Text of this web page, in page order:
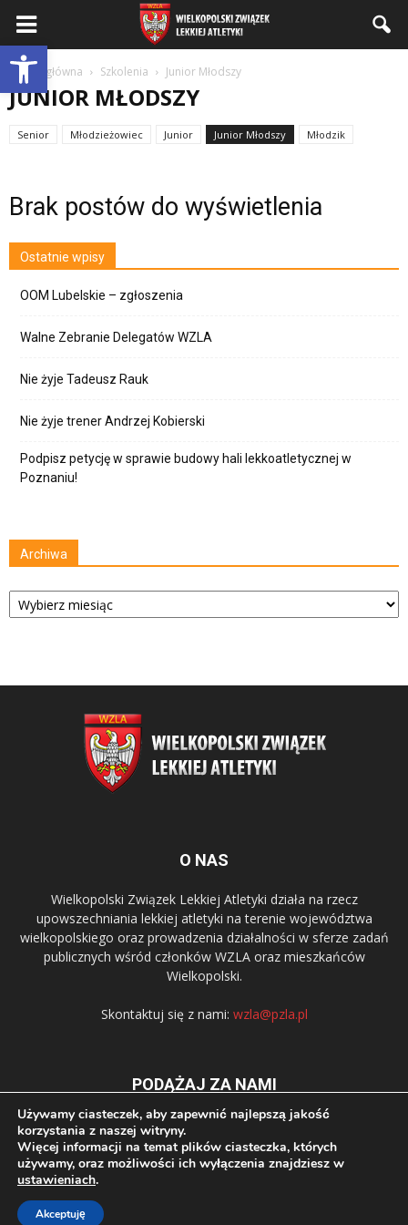
Otwórz pasek narzędzi
Wielkopolski
Związek
Atletyki
Strona główna Szkolenia Junior Młodszy
JUNIOR MŁODSZY
Senior Młodzieżowiec Junior Junior Młodszy
Młodzik
Brak postów do wyświetlenia
Ostatnie wpisy
OOM Lubelskie – zgłoszenia
Walne Zebranie Delegatów WZLA
Nie żyje Tadeusz Rauk
Nie żyje trener Andrzej Kobierski
Podpisz petycję w sprawie budowy hali lekkoatletycznej w
Poznaniu!
Archiwa
Archiwa
O NAS
Wielkopolski Związek Lekkiej Atletyki działa na rzecz
upowszechniania lekkiej atletyki na terenie województwa
wielkopolskiego oraz prowadzenia działalności w sferze zadań
publicznych wśród członków WZLA oraz mieszkańców
Wielkopolski.
Skontaktuj się z nami: wzla@pzla.pl
PODĄŻAJ ZA NAMI
© 2016 Wielkopolski Związek Lekkiej Atletyki.
Używamy ciasteczek, aby zapewnić najlepszą jakość
korzystania z naszej witryny.
Więcej informacji na temat plików ciasteczka, których
używamy, oraz możliwości ich wyłączenia znajdziesz w
ustawieniach.
Akceptuję